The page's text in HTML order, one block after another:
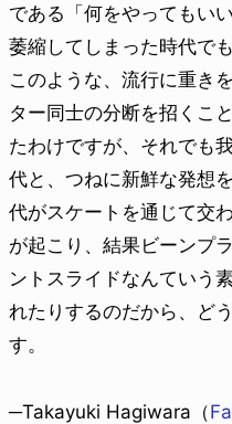
である「何をやってもい
萎縮してしまった時代で
このような、流行に重き
ター同士の分断を招くこ
たわけですが、それでも
代と、つねに新鮮な発想
代がスケートを通じて交
が起こり、結果ビーンプ
ントスライドなんていう
れたりするのだから、ど
す。
─Takayuki Hagiwara（